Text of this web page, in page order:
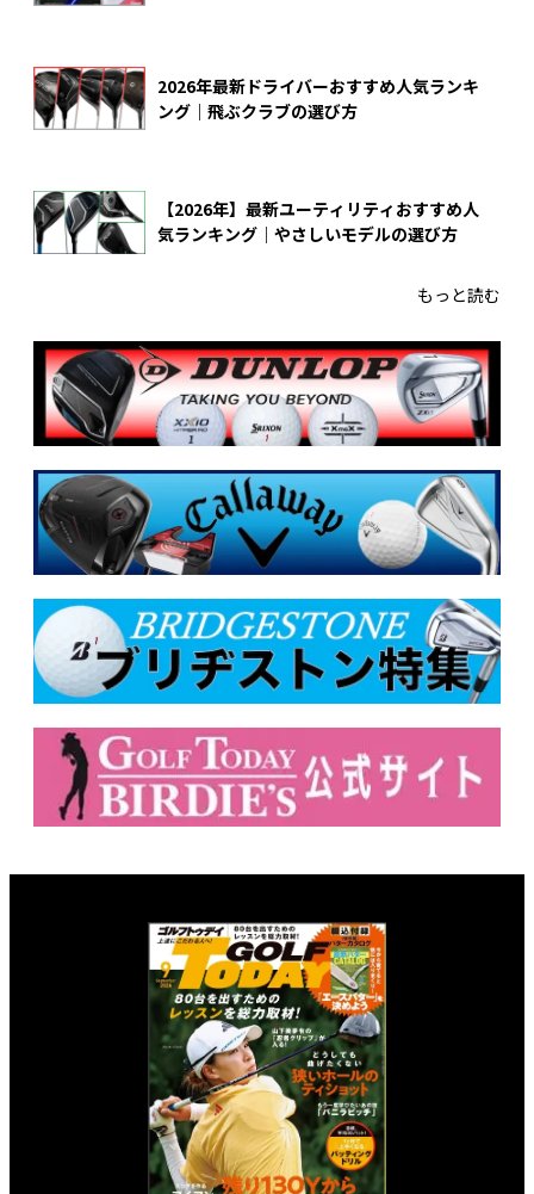
2026年最新ドライバーおすすめ人気ランキ
ング｜飛ぶクラブの選び方
【2026年】最新ユーティリティおすすめ人
気ランキング｜やさしいモデルの選び方
もっと読む